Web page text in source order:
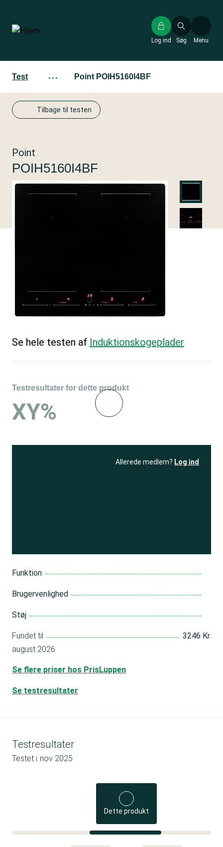
hovedindhold
Søg
Log ind Menu
Test ··· Point POIH5160I4BF
Tilbage til testen
Point
POIH5160I4BF
Se hele testen af Induktions­kogeplader
Testresultater for dette produkt
XY%
Allerede medlem? Log ind
Funktion
Brugervenlighed
Støj
Fundet til
3246 Kr.
august 2026
Se flere priser hos PrisLuppen
Se testresultater
Testresultater
Testet i nov 2025
Dette produkt